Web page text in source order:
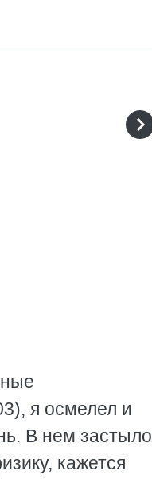
я осмелел и
В нем застыло
кажется